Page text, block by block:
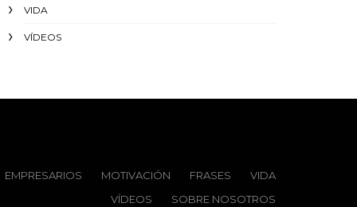
VIDA
VÍDEOS
EMPRESARIOS MOTIVACIÓN FRASES
VIDA
VÍDEOS
SOBRE NOSOTROS